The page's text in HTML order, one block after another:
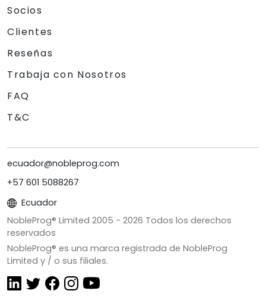
Socios
Clientes
Reseñas
Trabaja con Nosotros
FAQ
T&C
ecuador@nobleprog.com
+57 601 5088267
Ecuador
NobleProg® Limited 2005 - 2026 Todos los derechos
reservados
NobleProg® es una marca registrada de NobleProg
Limited y / o sus filiales.